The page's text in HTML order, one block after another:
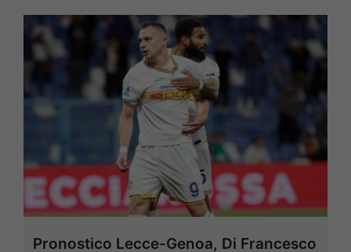
Pronostico Lecce-Genoa, Di Francesco